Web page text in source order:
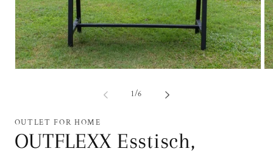
1/von
6
OUTLET FOR HOME
OUTFLEXX Esstisch,